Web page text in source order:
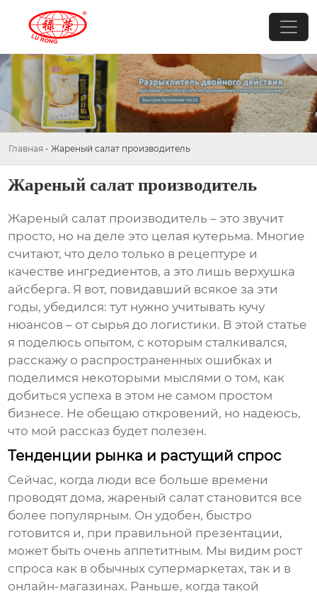
Главная - Жареный салат производитель
Жареный салат производитель
Жареный салат производитель – это звучит
просто, но на деле это целая кутерьма. Многие
считают, что дело только в рецептуре и
качестве ингредиентов, а это лишь верхушка
айсберга. Я вот, повидавший всякое за эти
годы, убедился: тут нужно учитывать кучу
нюансов – от сырья до логистики. В этой статье
я поделюсь опытом, с которым сталкивался,
расскажу о распространенных ошибках и
поделимся некоторыми мыслями о том, как
добиться успеха в этом не самом простом
бизнесе. Не обещаю откровений, но надеюсь,
что мой рассказ будет полезен.
Тенденции рынка и растущий спрос
Сейчас, когда люди все больше времени
проводят дома,жареный салат становится все
более популярным. Он удобен, быстро
готовится и, при правильной презентации,
может быть очень аппетитным. Мы видим рост
спроса как в обычных супермаркетах, так и в
онлайн-магазинах. Раньше, когда такой